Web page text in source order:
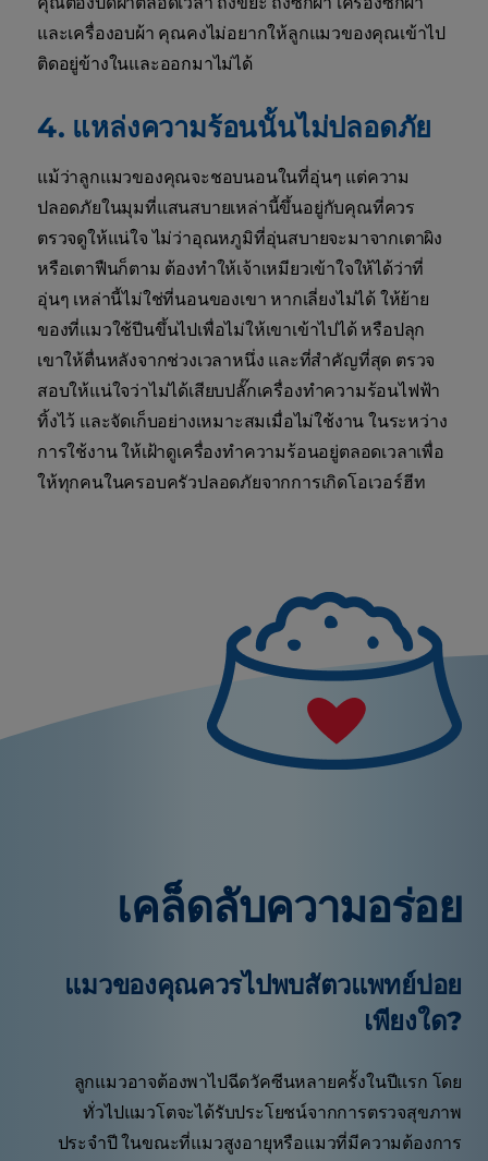
และเครื่องอบผ้า คุณคงไม่อยากให้ลูกแมวของคุณเข้าไป
ติดอยู่ข้างในและออกมาไม่ได้
4. แหล่งความร้อนนั้นไม่ปลอดภัย
แม้ว่าลูกแมวของคุณจะชอบนอนในที่อุ่นๆ แต่ความ
ปลอดภัยในมุมที่แสนสบายเหล่านี้ขึ้นอยู่กับคุณที่ควร
ตรวจดูให้แน่ใจ ไม่ว่าอุณหภูมิที่อุ่นสบายจะมาจากเตาผิง
หรือเตาฟืนก็ตาม ต้องทำให้เจ้าเหมียวเข้าใจให้ได้ว่าที่
อุ่นๆ เหล่านี้ไม่ใช่ที่นอนของเขา หากเลี่ยงไม่ได้ ให้ย้าย
ของที่แมวใช้ปีนขึ้นไปเพื่อไม่ให้เขาเข้าไปได้ หรือปลุก
เขาให้ตื่นหลังจากช่วงเวลาหนึ่ง และที่สำคัญที่สุด ตรวจ
สอบให้แน่ใจว่าไม่ได้เสียบปลั๊กเครื่องทำความร้อนไฟฟ้า
ทิ้งไว้ และจัดเก็บอย่างเหมาะสมเมื่อไม่ใช้งาน ในระหว่าง
การใช้งาน ให้เฝ้าดูเครื่องทำความร้อนอยู่ตลอดเวลาเพื่อ
ให้ทุกคนในครอบครัวปลอดภัยจากการเกิดโอเวอร์ฮีท
เคล็ดลับความอร่อย
แมวของคุณควรไปพบสัตวแพทย์บ่อย
เพียงใด?
ลูกแมวอาจต้องพาไปฉีดวัคซีนหลายครั้งในปีแรก โดย
ทั่วไปแมวโตจะได้รับประโยชน์จากการตรวจสุขภาพ
ประจำปี ในขณะที่แมวสูงอายุหรือแมวที่มีความต้องการ